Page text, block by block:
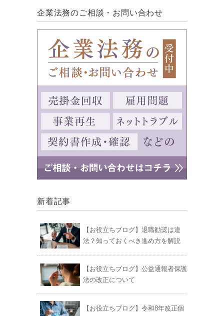
企業法務のご相談・お問い合わせ
新着記事
【お役立ちブログ】退職勧奨は違
法？知っておくべき進め方を解説
【お役立ちブログ】公益通報者保護
法の改正について
【お役立ちブログ】令和8年改正個